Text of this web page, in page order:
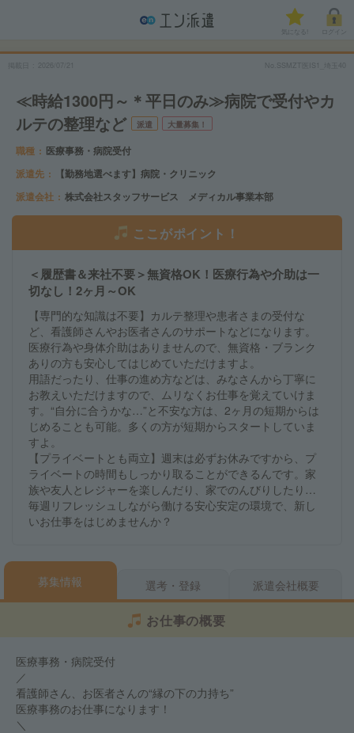
気になる!
2026/07/21 No.SSMZT医IS1_埼玉40
≪時給1300円～＊平日のみ≫病院で受付やカ
ルテの整理など
派遣 大量募集！
職種
医療事務・病院受付
派遣先
【勤務地選べます】病院・クリニック
派遣会社
株式会社スタッフサービス メディカル事業本部
ここがポイント！
＜履歴書＆来社不要＞無資格OK！医療行為や介助は一
切なし！2ヶ月～OK
【専門的な知識は不要】カルテ整理や患者さまの受付な
ど、看護師さんやお医者さんのサポートなどになります。
医療行為や身体介助はありませんので、無資格・ブランク
ありの方も安心してはじめていただけますよ。
用語だったり、仕事の進め方などは、みなさんから丁寧に
お教えいただけますので、ムリなくお仕事を覚えていけま
す。“自分に合うかな…”と不安な方は、2ヶ月の短期からは
じめることも可能。多くの方が短期からスタートしていま
すよ。
【プライベートとも両立】週末は必ずお休みですから、プ
ライベートの時間もしっかり取ることができるんです。家
族や友人とレジャーを楽しんだり、家でのんびりしたり…
毎週リフレッシュしながら働ける安心安定の環境で、新し
いお仕事をはじめませんか？
募集情報 選考・登録 派遣会社概要
お仕事の概要
医療事務・病院受付
／
看護師さん、お医者さんの“縁の下の力持ち”
医療事務のお仕事になります！
＼